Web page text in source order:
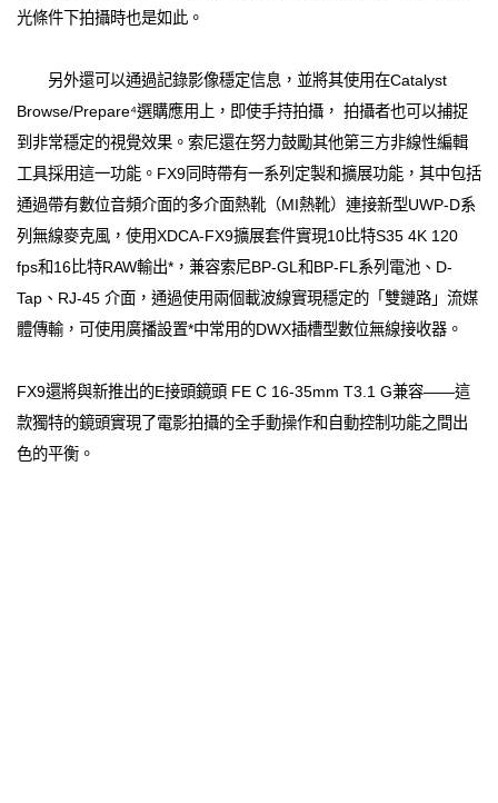
光條件下拍攝時也是如此。
另外還可以通過記錄影像穩定信息，並將其使用在Catalyst
Browse/Prepare⁴選購應用上，即使手持拍攝， 拍攝者也可以捕捉
到非常穩定的視覺效果。索尼還在努力鼓勵其他第三方非線性編輯
工具採用這一功能。FX9同時帶有一系列定製和擴展功能，其中包括
通過帶有數位音頻介面的多介面熱靴（MI熱靴）連接新型UWP-D系
列無線麥克風，使用XDCA-FX9擴展套件實現10比特S35 4K 120
fps和16比特RAW輸出*，兼容索尼BP-GL和BP-FL系列電池、D-
Tap、RJ-45 介面，通過使用兩個載波線實現穩定的「雙鏈路」流媒
體傳輸，可使用廣播設置*中常用的DWX插槽型數位無線接收器。
FX9還將與新推出的E接頭鏡頭 FE C 16-35mm T3.1 G兼容——這
款獨特的鏡頭實現了電影拍攝的全手動操作和自動控制功能之間出
色的平衡。